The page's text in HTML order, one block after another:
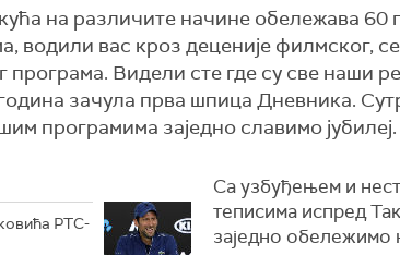
на различите начине обележава 60
водили вас кроз деценије филмског,
програма. Видели сте где су све наши
зачула прва шпица Дневника.
програмима заједно славимо јубилеј.
РТС-
Са узбуђењем и
теписима испред
заједно обележимо